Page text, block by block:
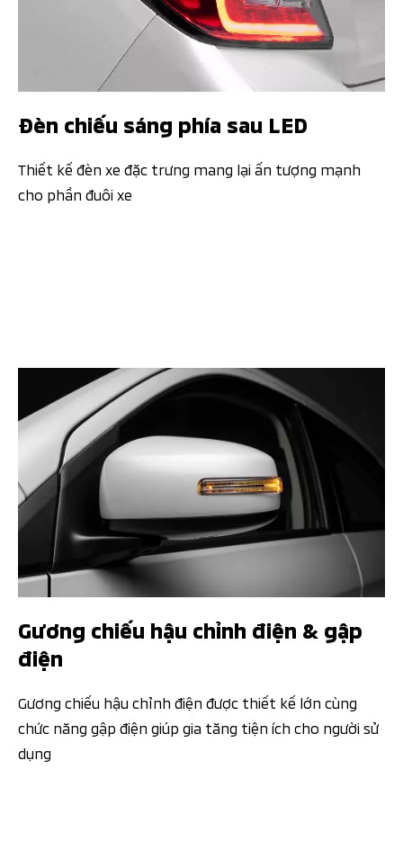
Đèn chiếu sáng phía sau LED
Thiết kế đèn xe đặc trưng mang lại ấn tượng mạnh
cho phần đuôi xe​
Gương chiếu hậu chỉnh điện & gập
điện
Gương chiếu hậu chỉnh điện được thiết kế lớn cùng
chức năng gập điện giúp gia tăng tiện ích cho người sử
dụng